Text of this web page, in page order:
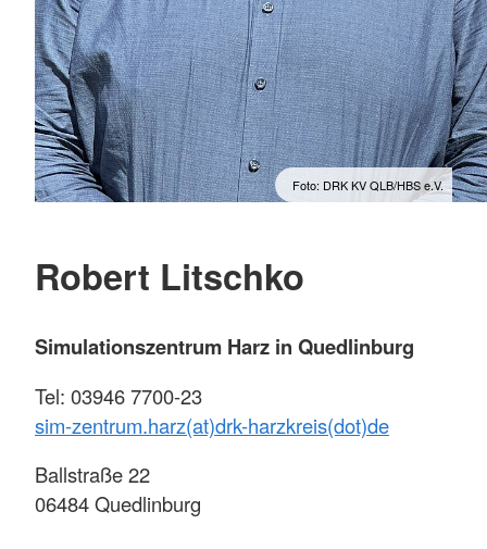
Foto: DRK KV QLB/HBS e.V.
Robert Litschko
Simulationszentrum Harz in Quedlinburg
Tel: 03946 7700-23
sim-zentrum.harz(at)drk-harzkreis(dot)de
Ballstraße 22
06484 Quedlinburg